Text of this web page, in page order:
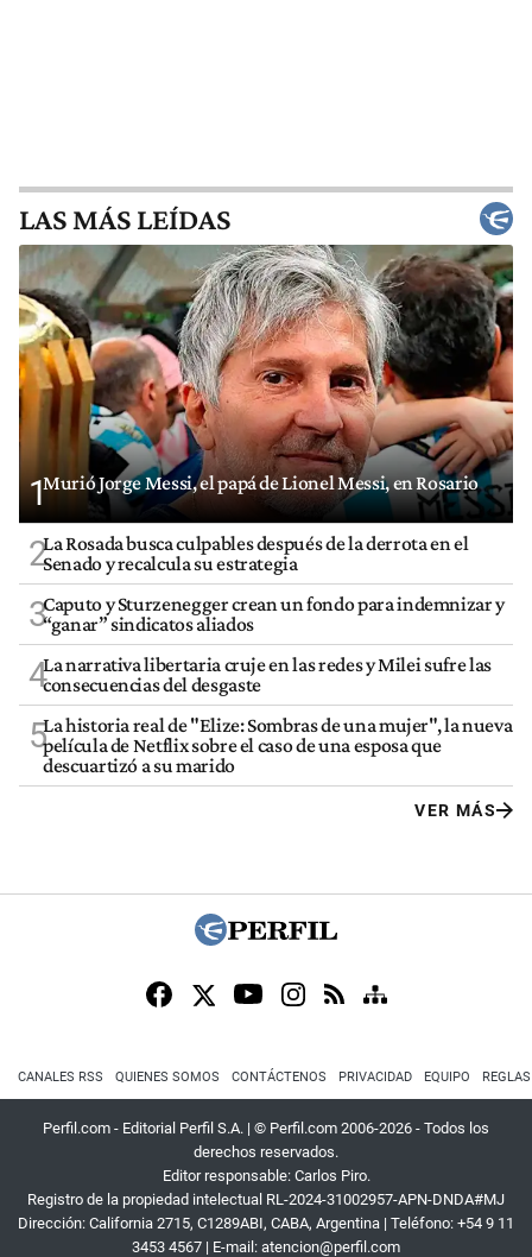
LAS MÁS LEÍDAS
1Murió Jorge Messi, el papá de Lionel Messi, en Rosario
2La Rosada busca culpables después de la derrota en el
Senado y recalcula su estrategia
3Caputo y Sturzenegger crean un fondo para indemnizar y
“ganar” sindicatos aliados
4La narrativa libertaria cruje en las redes y Milei sufre las
consecuencias del desgaste
5La historia real de "Elize: Sombras de una mujer", la nueva
película de Netflix sobre el caso de una esposa que
descuartizó a su marido
VER MÁS
CANALES RSS QUIENES SOMOS CONTÁCTENOS PRIVACIDAD EQUIPO
Perfil.com - Editorial Perfil S.A. | © Perfil.com 2006-2026 - Todos los
derechos reservados.
Editor responsable: Carlos Piro.
Registro de la propiedad intelectual RL-2024-31002957-APN-DNDA#MJ
Dirección: California 2715, C1289ABI, CABA, Argentina | Teléfono: +54 9 11
3453 4567 | E-mail: atencion@perfil.com